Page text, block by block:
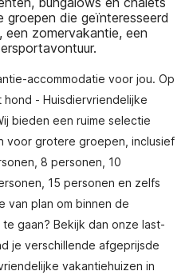
groepen die geïnteresseerd
een zomervakantie, een
accommodatie voor jou. Op
hond - Huisdiervriendelijke
bieden een ruime selectie
voor grotere groepen, inclusief
8 personen, 10
15 personen en zelfs
van plan om binnen de
gaan? Bekijk dan onze last-
je verschillende afgeprijsde
vakantiehuizen in